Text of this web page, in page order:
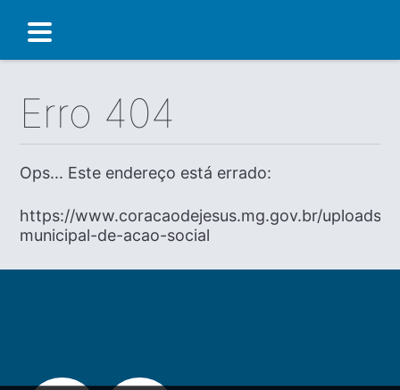
Erro 404
Ops... Este endereço está errado:
https://www.coracaodejesus.mg.gov.br/uploads/
municipal-de-acao-social